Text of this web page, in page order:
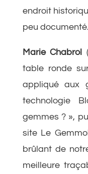
endroit
peu documenté.
Marie Chabrol
table ronde
appliqué aux
technologie
gemmes ? »,
site Le
brûlant de
meilleure